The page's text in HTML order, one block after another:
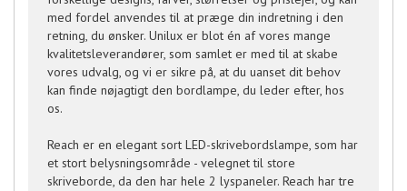
med fordel anvendes til at præge din indretning i den
retning, du ønsker. Unilux er blot én af vores mange
kvalitetsleverandører, som samlet er med til at skabe
vores udvalg, og vi er sikre på, at du uanset dit behov
kan finde nøjagtigt den bordlampe, du leder efter, hos
os.
Reach er en elegant sort LED-skrivebordslampe, som har
et stort belysningsområde - velegnet til store
skriveborde, da den har hele 2 lyspaneler. Reach har tre